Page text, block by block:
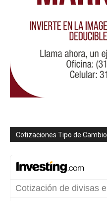
Cotizaciones Tipo de Cambio